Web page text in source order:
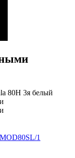
80Н 3я белый
1